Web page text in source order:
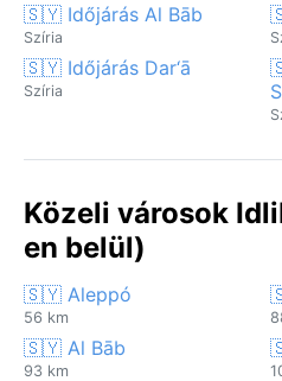
🇸🇾 Időjárás Al Bāb
Szíria
🇸🇾 Időjárás Dar‘ā
Szíria
Közeli városok
en belül)
🇸🇾 Aleppó
56 km
🇸🇾 Al Bāb
93 km